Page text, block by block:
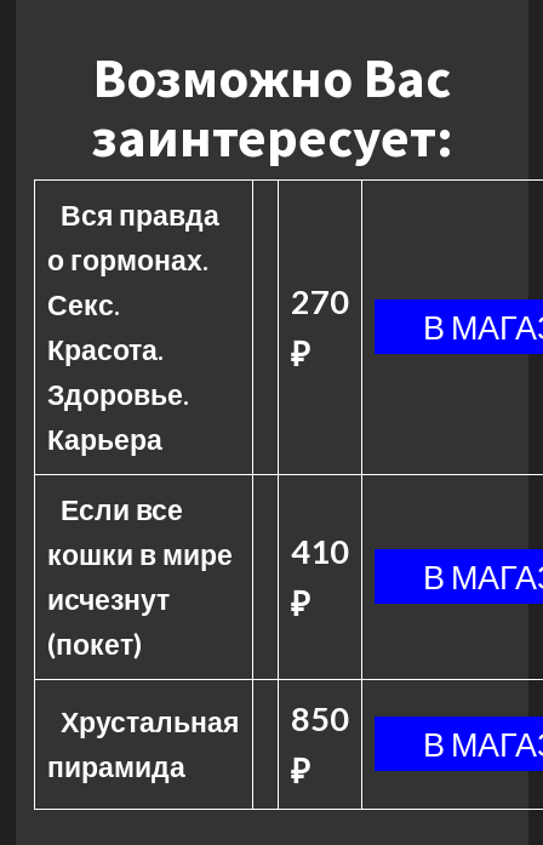
Возможно Вас
заинтересует:
Вся правда
о гормонах.
Секс.
Красота.
Здоровье.
Карьера
270
₽
Если все
кошки в мире
исчезнут
(покет)
410
₽
Хрустальная
пирамида
850
₽